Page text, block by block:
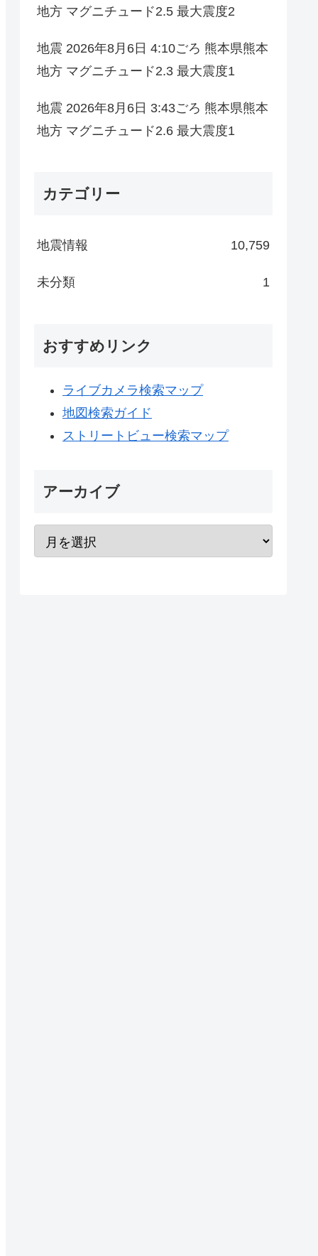
地方 マグニチュード2.5 最大震度2
地震 2026年8月6日 4:10ごろ 熊本県熊本
地方 マグニチュード2.3 最大震度1
地震 2026年8月6日 3:43ごろ 熊本県熊本
地方 マグニチュード2.6 最大震度1
カテゴリー
地震情報 10,759
未分類 1
おすすめリンク
ライブカメラ検索マップ
地図検索ガイド
ストリートビュー検索マップ
アーカイブ